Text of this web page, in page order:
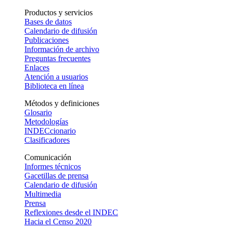
Productos y servicios
Bases de datos
Calendario de difusión
Publicaciones
Información de archivo
Preguntas frecuentes
Enlaces
Atención a usuarios
Biblioteca en línea
Métodos y definiciones
Glosario
Metodologías
INDECcionario
Clasificadores
Comunicación
Informes técnicos
Gacetillas de prensa
Calendario de difusión
Multimedia
Prensa
Reflexiones desde el INDEC
Hacia el Censo 2020